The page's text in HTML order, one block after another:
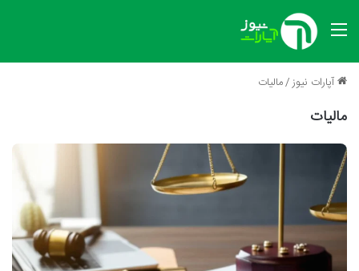
منو
آپارات نیوز/مالیات
مالیات